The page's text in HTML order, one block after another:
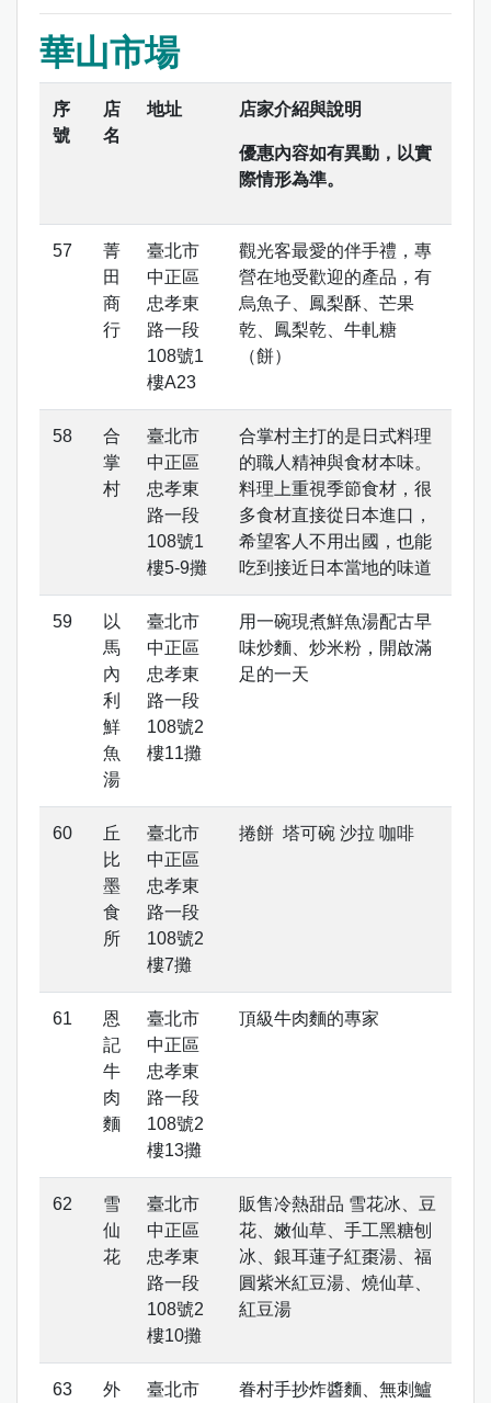
華山市場
序
號
店
名
地址 店家介紹與說明
優惠內容如有異動，以實
際情形為準。
菁
田
商
行
臺北市
中正區
忠孝東
路一段
108號1
樓A23
觀光客最愛的伴手禮，專
營在地受歡迎的產品，有
烏魚子、鳳梨酥、芒果
乾、鳳梨乾、牛軋糖
（餅）
合
掌
村
臺北市
中正區
忠孝東
路一段
108號1
樓5-9攤
合掌村主打的是日式料理
的職人精神與食材本味。
料理上重視季節食材，很
多食材直接從日本進口，
希望客人不用出國，也能
吃到接近日本當地的味道
以
馬
內
利
鮮
魚
湯
臺北市
中正區
忠孝東
路一段
108號2
樓11攤
用一碗現煮鮮魚湯配古早
味炒麵、炒米粉，開啟滿
足的一天
丘
比
墨
食
所
臺北市
中正區
忠孝東
路一段
108號2
樓7攤
捲餅 塔可碗 沙拉 咖啡
恩
記
牛
肉
麵
臺北市
中正區
忠孝東
路一段
108號2
樓13攤
頂級牛肉麵的專家
雪
仙
花
臺北市
中正區
忠孝東
路一段
108號2
樓10攤
販售冷熱甜品 雪花冰、豆
花、嫩仙草、手工黑糖刨
冰、銀耳蓮子紅棗湯、福
圓紫米紅豆湯、燒仙草、
紅豆湯
外 臺北市 眷村手抄炸醬麵、無刺鱸